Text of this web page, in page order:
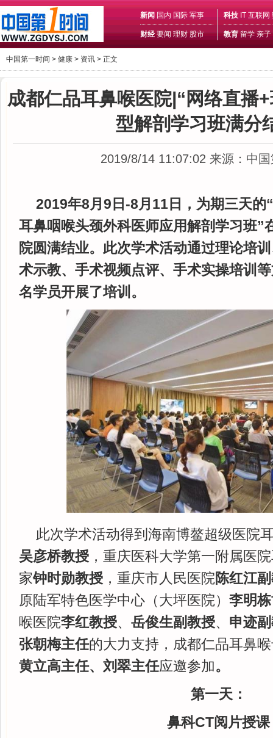
新闻 国内 国际 军事
财经 要闻 理财 股市
科技 IT 互联网
教育 留学 亲子
中国第一时间 > 健康 > 资讯 > 正文
成都仁品耳鼻喉医院|“网络直播
型解剖学习班满分
2019/8/14 11:07:02 来源：中
2019年8月9日-8月11日，为期三天的“
耳鼻咽喉头颈外科医师应用解剖学习班”
院圆满结业。此次学术活动通过理论培
术示教、手术视频点评、手术实操培训
名学员开展了培训。
此次学术活动得到海南博鳌超级医院
吴彦桥教授 ，重庆医科大学第一附属医
家钟时勋教授 ，重庆市人民医院陈红江
原陆军特色医学中心（大坪医院） 李明
喉医院李红教授、 岳俊生副教授、 申迹
张朝梅主任的大力支持，成都仁品耳鼻
黄立高主任、刘翠主任应邀参加。
第一天：
鼻科CT阅片授课